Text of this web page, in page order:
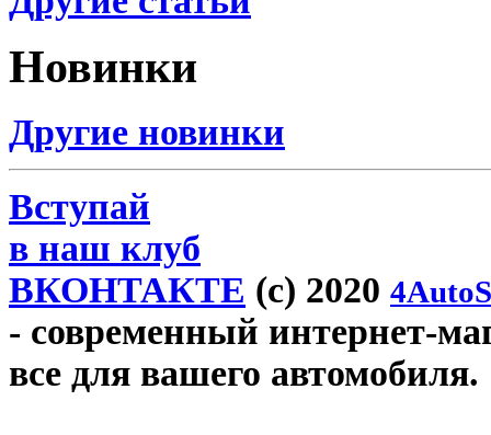
Новинки
Другие новинки
Вступай
в наш клуб
ВКОНТАКТЕ (c) 2020
- современный интернет-
все для вашего автомобиля.